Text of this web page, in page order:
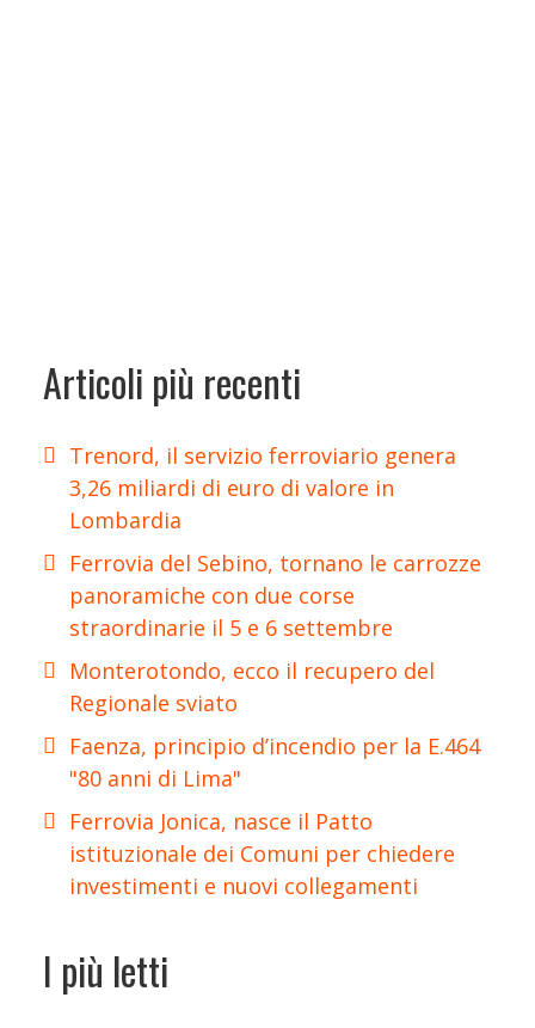
Articoli più recenti
Trenord, il servizio ferroviario genera
3,26 miliardi di euro di valore in
Lombardia
Ferrovia del Sebino, tornano le carrozze
panoramiche con due corse
straordinarie il 5 e 6 settembre
Monterotondo, ecco il recupero del
Regionale sviato
Faenza, principio d’incendio per la E.464
"80 anni di Lima"
Ferrovia Jonica, nasce il Patto
istituzionale dei Comuni per chiedere
investimenti e nuovi collegamenti
I più letti